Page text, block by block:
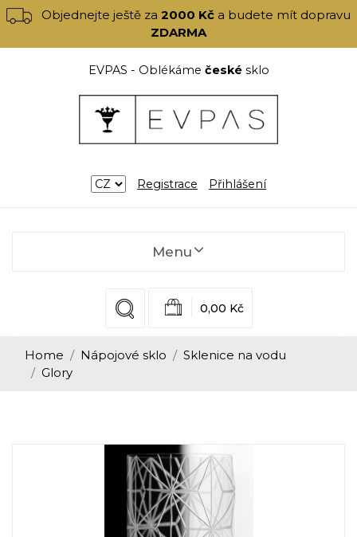
Objednejte ještě za2000 Kč a budete mít dopravu
ZDARMA
EVPAS - Oblékáme českésklo
Registrace Přihlášení
Menu
0,00 Kč
Home Nápojové sklo
Sklenice na vodu
Glory